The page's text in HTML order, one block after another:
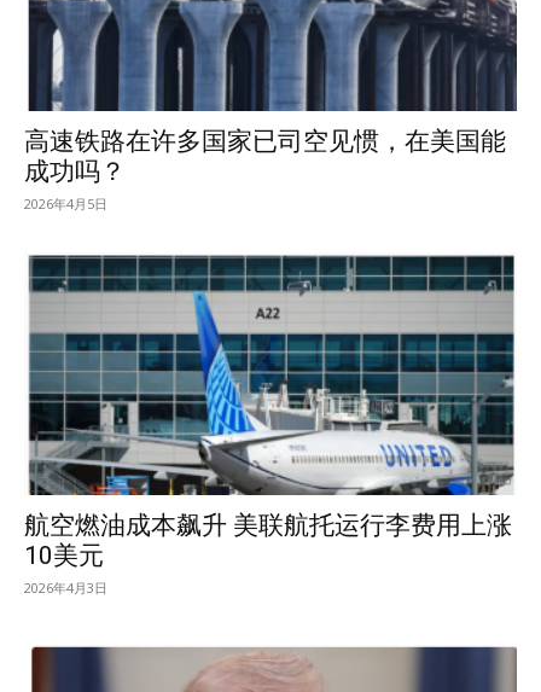
高速铁路在许多国家已司空见惯，在美国能
成功吗？
2026年4月5日
航空燃油成本飙升 美联航托运行李费用上涨
10美元
2026年4月3日